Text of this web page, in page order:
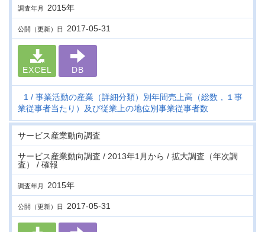
調査年月 2015年
公開（更新）日 2017-05-31
EXCEL DB
1
事業活動の産業（詳細分類）別年間売上高（総数，１事
業従事者当たり）及び従業上の地位別事業従事者数
サービス産業動向調査
サービス産業動向調査 / 2013年1月から / 拡大調査（年次調
査） / 確報
調査年月 2015年
公開（更新）日 2017-05-31